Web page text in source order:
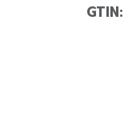
GTIN: